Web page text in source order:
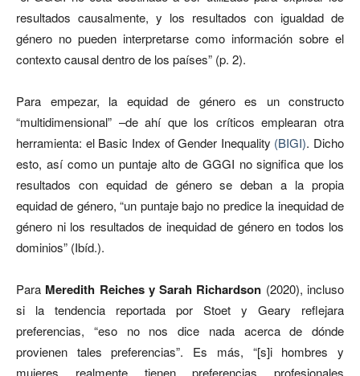
resultados causalmente, y los resultados con igualdad de
género no pueden interpretarse como información sobre el
contexto causal dentro de los países” (p. 2).
Para empezar, la equidad de género es un constructo
“multidimensional” –de ahí que los críticos emplearan otra
herramienta: el Basic Index of Gender Inequality (BIGI). Dicho
esto, así como un puntaje alto de GGGI no significa que los
resultados con equidad de género se deban a la propia
equidad de género, “un puntaje bajo no predice la inequidad de
género ni los resultados de inequidad de género en todos los
dominios” (Ibíd.).
Para Meredith Reiches y Sarah Richardson (2020), incluso
si la tendencia reportada por Stoet y Geary reflejara
preferencias, “eso no nos dice nada acerca de dónde
provienen tales preferencias”. Es más, “[s]i hombres y
mujeres realmente tienen preferencias profesionales